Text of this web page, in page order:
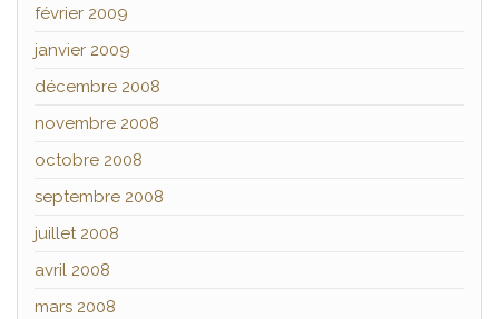
février 2009
janvier 2009
décembre 2008
novembre 2008
octobre 2008
septembre 2008
juillet 2008
avril 2008
mars 2008